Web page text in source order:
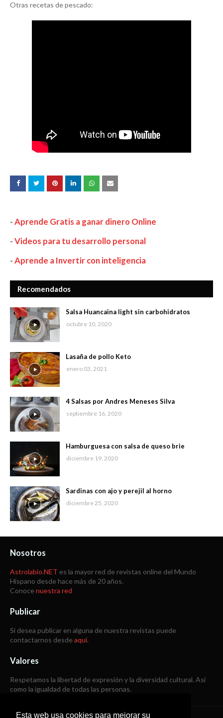
Esta web usa cookies para mejorar su
Otras recetas de pescado:
-Aprende Gratis a ganar dinero Online
-Videos para tu desarrollo personal
-Aprende a Invertir con inteligencia
Recomendados
Salsa Huancaina light sin carbohidratos
octubre 10, 2020
Lasaña de pollo Keto
enero 03, 2021
4 Salsas por Andres Meneses Silva
septiembre 16, 2020
Hamburguesa con salsa de queso brie
diciembre 19, 2020
Sardinas con ajo y perejil al horno
diciembre 25, 2020
Nosotros
Astrolabio.NET es la mayor red de revistas online del Mundo
Hispano desde hace más de 20 años.
Conoce nuestra red
Publicar
Si desea publicar en alguna de nuestra revistas puede
contactarnos desde aquí.
Valores
Respetamos la libertad de expresión y la diversidad cultural. Así
como la igualdad de todas las personas.